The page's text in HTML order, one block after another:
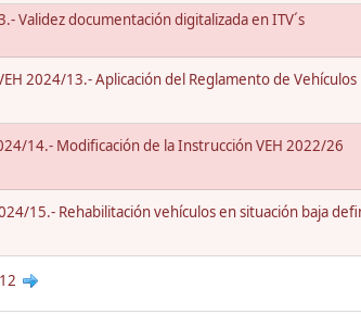
Validez documentación digitalizada en ITV´s
2024/13.- Aplicación del Reglamento de
14.- Modificación de la Instrucción VEH 2022/26
15.- Rehabilitación vehículos en situación baja
12